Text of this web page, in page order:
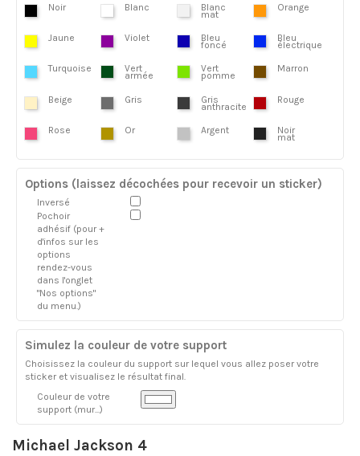
Noir Blanc Blanc
mat
Orange
Jaune Violet Bleu
foncé
Bleu
électrique
Turquoise Vert
armée
Vert
pomme
Marron
Beige Gris Gris
anthracite
Rouge
Rose Or Argent Noir
mat
Options (laissez décochées pour recevoir un sticker)
Inversé
Pochoir
adhésif (pour +
d'infos sur les
options
rendez-vous
dans l'onglet
"Nos options"
du menu.)
Simulez la couleur de votre support
Choisissez la couleur du support sur lequel vous allez poser votre
sticker et visualisez le résultat final.
Couleur de votre
support (mur...)
Michael Jackson 4